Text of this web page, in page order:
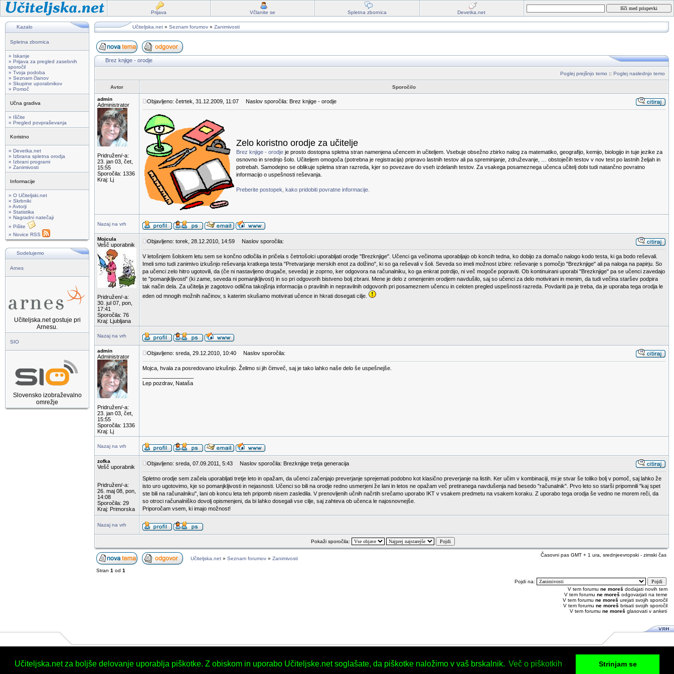
Učiteljska.net za boljše delovanje uporablja piškotke. Z obiskom in uporabo Učiteljske.net soglašate, da piškotke naložimo v vaš brskalnik. Več o piškotkih Strinjam se
Prijava Včlanite se Spletna zbornica Devetka.net
Kazalo
Spletna zbornica
» Iskanje
» Prijava za pregled zasebnih
sporočil
» Tvoja podoba
» Seznam članov
» Skupine uporabnikov
» Pomoč
Učna gradiva
» Iščite
» Pregled povpraševanja
Koristno
» Devetka.net
» Izbrana spletna orodja
» Izbrani programi
» Zanimivosti
Informacije
» O Učiteljski.net
» Skrbniki
» Avtorji
» Statistika
» Nagradni natečaji
» Pišite
» Novice RSS
Sodelujemo
Arnes
Učiteljska.net gostuje pri
Arnesu.
SIO
Slovensko izobraževalno
omrežje
Učiteljska.net » Seznam forumov » Zanimivosti
Brez knjige - orodje
Poglej prejšnjo temo :: Poglej naslednjo temo
Avtor Sporočilo
admin
Administrator
Pridružen/-a:
23. jan 03, čet,
15:55
Sporočila: 1336
Kraj: Lj
Objavljeno: četrtek, 31.12.2009, 11:07 Naslov sporočila: Brez knjige - orodje
Zelo koristno orodje za učitelje
Brez knjige - orodje je prosto dostopna spletna stran namenjena učencem in učiteljem. Vsebuje obsežno zbirko nalog za matematiko, geografijo, kemijo, biologijo in tuje jezike za
osnovno in srednjo šolo. Učiteljem omogoča (potrebna je registracija) pripravo lastnih testov ali pa spreminjanje, združevanje, … obstoječih testov v nov test po lastnih željah in
potrebah. Samodejno se oblikuje spletna stran razreda, kjer so povezave do vseh izdelanih testov. Za vsakega posameznega učenca učitelj dobi tudi natančno povratno
informacijo o uspešnosti reševanja.
Preberite postopek, kako pridobiti povratne informacije.
Nazaj na vrh
Mojcula
Vešč uporabnik
Pridružen/-a:
30. jul 07, pon,
17:41
Sporočila: 76
Kraj: Ljubljana
Objavljeno: torek, 28.12.2010, 14:59 Naslov sporočila:
V letošnjem šolskem letu sem se končno odločila in pričela s četrtošolci uporabljati orodje "Brezknjige". Učenci ga večinoma uporabljajo ob koncih tedna, ko dobijo za domačo nalogo kodo testa, ki ga bodo reševali.
Imeli smo tudi zanimivo izkušnjo reševanja kratkega testa "Pretvarjanje merskih enot za dolžino", ki so ga reševali v šoli. Seveda so imeli možnost izbire: reševanje s pomočjo "Brezknjige" ali pa naloga na papirju. So
pa učenci zelo hitro ugotovili, da (če ni nastavljeno drugače, seveda) je zoprno, ker odgovora na računalniku, ko ga enkrat potrdijo, ni več mogoče popraviti. Ob kontinuirani uporabi "Brezknjige" pa se učenci zavedajo
te "pomanjkljivosti" (ki zame, seveda ni pomanjkljivost) in so pri odgovorih bistveno bolj zbrani. Mene je delo z omenjenim orodjem navdušilo, saj so učenci za delo motivirani in menim, da tudi večina staršev podpira
tak način dela. Za učitelja je zagotovo odlična takojšnja informacija o pravilnih in nepravilnih odgovorih pri posameznem učencu in celoten pregled uspešnosti razreda. Povdariti pa je treba, da je uporaba tega orodja le
eden od mnogih možnih načinov, s katerim skušamo motivirati učence in hkrati dosegati cilje.
Nazaj na vrh
admin
Administrator
Pridružen/-a:
23. jan 03, čet,
15:55
Sporočila: 1336
Kraj: Lj
Objavljeno: sreda, 29.12.2010, 10:40 Naslov sporočila:
Mojca, hvala za posredovano izkušnjo. Želimo si jih čimveč, saj je tako lahko naše delo še uspešnejše.
Lep pozdrav, Nataša
Nazaj na vrh
zofka
Vešč uporabnik
Pridružen/-a:
26. maj 08, pon,
14:08
Sporočila: 29
Kraj: Primorska
Objavljeno: sreda, 07.09.2011, 5:43 Naslov sporočila: Brezknjige tretja generacija
Spletno orodje sem začela uporabljati tretje leto in opažam, da učenci začenjajo preverjanje sprejemati podobno kot klasično preverjanje na listih. Ker učim v kombinaciji, mi je stvar še toliko bolj v pomoč, saj lahko že
isto uro ugotovimo, kje so pomanjkljivosti in nejasnosti. Učenci so bili na orodje redno usmerjeni že lani in letos ne opažam več pretiranega navdušenja nad besedo "računalnik". Prvo leto so starši pripomnili "kaj spet
ste bili na računalniku", lani ob koncu leta teh pripomb nisem zasledila. V prenovljenih učnih načrtih srečamo uporabo IKT v vsakem predmetu na vsakem koraku. Z uporabo tega orodja še vedno ne morem reči, da
so otroci računalniško dovolj opismenjeni, da bi lahko dosegali vse cilje, saj zahteva ob učenca le najosnovnejše.
Priporočam vsem, ki imajo možnost!
Nazaj na vrh
Pokaži sporočila:
Učiteljska.net » Seznam forumov » Zanimivosti
Časovni pas GMT + 1 ura, srednjeevropski - zimski čas
Stran 1 od 1
Pojdi na:
V tem forumu ne moreš dodajati novih tem
V tem forumu ne moreš odgovarjati na teme
V tem forumu ne moreš urejati svojih sporočil
V tem forumu ne moreš brisati svojih sporočil
V tem forumu ne moreš glasovati v anketi
Učiteljska.net © 2003, 2004 Nataša